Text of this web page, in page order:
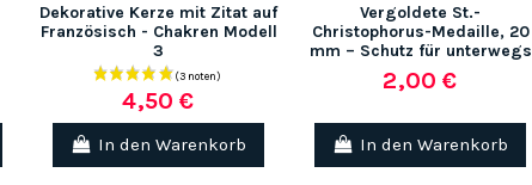
Dekorative Kerze mit Zitat auf
Französisch - Chakren Modell
3
4,50 €
In den Warenkorb
Vergoldete St.-
Christophorus-Medaille, 20
mm – Schutz für unterwegs
2,00 €
In den Warenkorb